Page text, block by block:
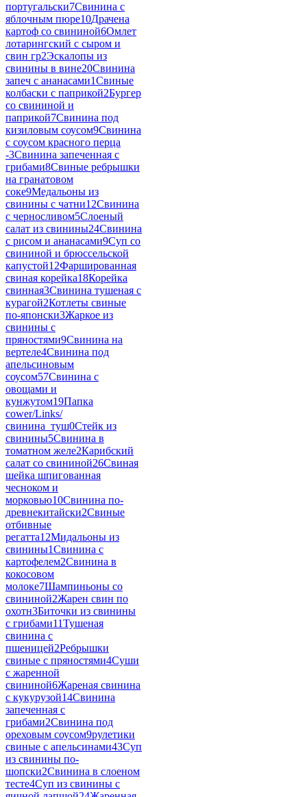
португальски7Свинина с
яблочным пюре10Драчена
картоф со свининой6Омлет
лотарингский с сыром и
свин гр2Эскалопы из
свинины в вине20Свинина
запеч с ананасами1Свиные
колбаски с паприкой2Бургер
со свининой и
паприкой7Свинина под
кизиловым соусом9Свинина
с соусом красного перца
-3Свинина запеченная с
грибами8Свиные ребрышки
на гранатовом
соке9Медальоны из
свинины с чатни12Свинина
с черносливом5Слоеный
салат из свинины24Свинина
с рисом и ананасами9Суп со
свининой и брюссельской
капустой12Фаршированная
свиная корейка18Корейка
свинная3Свинина тушеная с
курагой2Котлеты свиные
по-японски3Жаркое из
свинины с
пряностями9Свинина на
вертеле4Свинина под
апельсиновым
соусом57Свинина с
овощами и
кунжутом19Папка
cower/Links/
свинина_туш0Стейк из
свинины5Свинина в
томатном желе2Карибский
салат со свининой26Свиная
шейка шпигованная
чесноком и
морковью10Свинина по-
древнекитайски2Свиные
отбивные
регатта12Мидальоны из
свинины1Свинина с
картофелем2Свинина в
кокосовом
молоке7Шампиньоны со
свининой2Жарен свин по
охотн3Биточки из свинины
с грибами11Тушеная
свинина с
пшеницей2Ребрышки
свиные с пряностями4Суши
с жаренной
свининой6Жареная свинина
с кукурузой14Свинина
запеченная с
грибами2Свинина под
ореховым соусом9рулетики
свиные с апельсинами43Суп
из свинины по-
шопски2Свинина в слоеном
тесте4Суп из свинины с